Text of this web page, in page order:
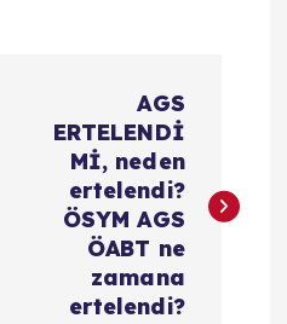
AGS
ERTELENDİ
Mİ, neden
ertelendi?
ÖSYM AGS
ÖABT ne
zamana
ertelendi?